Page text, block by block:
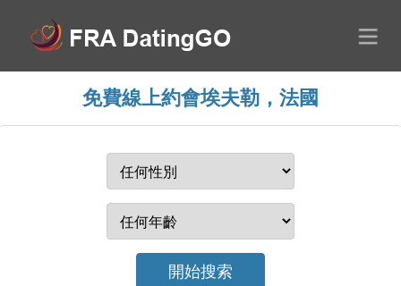
免費線上約會埃夫勒，法國